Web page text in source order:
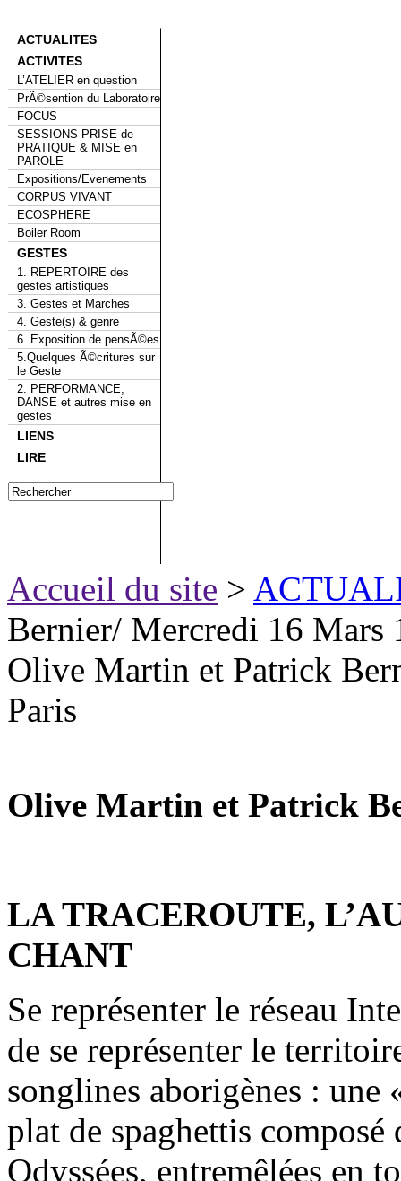
ACTUALITES
ACTIVITES
L’ATELIER en question
PrÃ©sention du Laboratoire
FOCUS
SESSIONS PRISE de
PRATIQUE & MISE en
PAROLE
Expositions/Evenements
CORPUS VIVANT
ECOSPHERE
Boiler Room
GESTES
1. REPERTOIRE des
gestes artistiques
3. Gestes et Marches
4. Geste(s) & genre
6. Exposition de pensÃ©es
5.Quelques Ã©critures sur
le Geste
2. PERFORMANCE,
DANSE et autres mise en
gestes
LIENS
LIRE
Accueil du site >
Bernier/ Mercredi 16 Mars
Olive Martin et Patrick
Paris
Olive Martin et Patrick
LA TRACEROUTE,
CHANT
Se représenter le réseau
de se représenter le
songlines aborigènes :
plat de spaghettis
Odyssées, entremêlées en